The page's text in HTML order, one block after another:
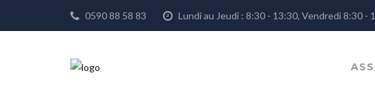
0590 88 58 83 Lundi au Jeudi : 8:30 - 13:30, Vendredi 8:30